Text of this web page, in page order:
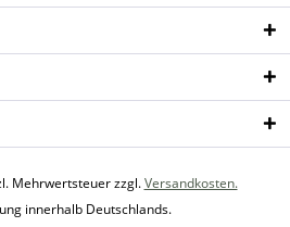
Mehrwertsteuer zzgl.Versandkosten.
innerhalb Deutschlands.